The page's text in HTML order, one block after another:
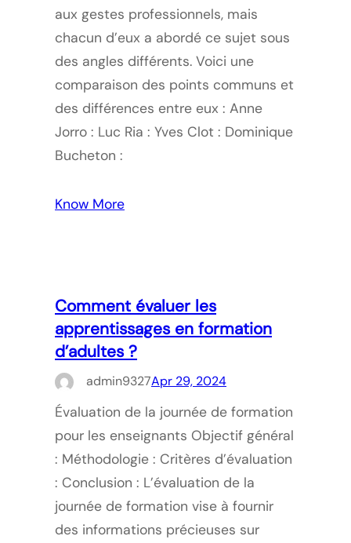
aux gestes professionnels, mais
chacun d’eux a abordé ce sujet sous
des angles différents. Voici une
comparaison des points communs et
des différences entre eux : Anne
Jorro : Luc Ria : Yves Clot : Dominique
Bucheton :
Know More
Comment évaluer les
apprentissages en formation
d’adultes ?
admin9327Apr 29, 2024
Évaluation de la journée de formation
pour les enseignants Objectif général
: Méthodologie : Critères d’évaluation
: Conclusion : L’évaluation de la
journée de formation vise à fournir
des informations précieuses sur